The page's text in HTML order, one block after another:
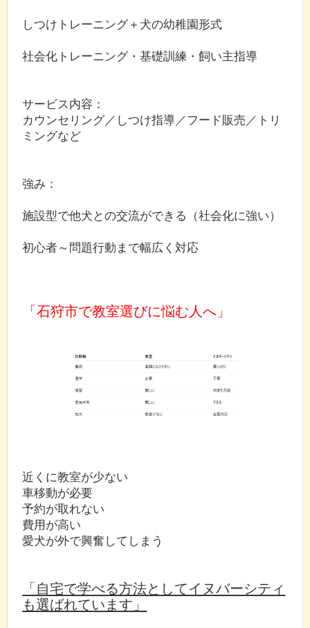
しつけトレーニング＋犬の幼稚園形式
社会化トレーニング・基礎訓練・飼い主指導
サービス内容：
カウンセリング／しつけ指導／フード販売／トリ
ミングなど
強み：
施設型で他犬との交流ができる（社会化に強い）
初心者～問題行動まで幅広く対応
「石狩市で教室選びに悩む人へ」
近くに教室が少ない
車移動が必要
予約が取れない
費用が高い
愛犬が外で興奮してしまう
「自宅で学べる方法としてイヌバーシティ
も選ばれています」